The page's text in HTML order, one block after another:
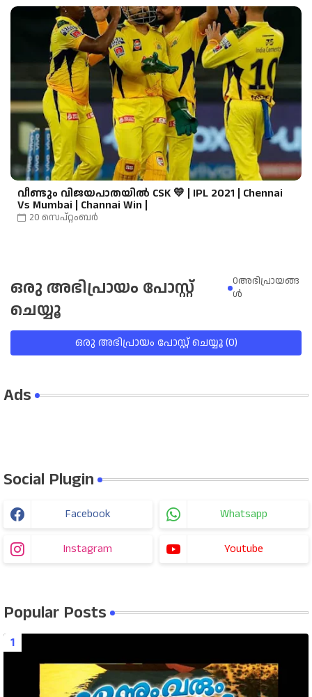
വീണ്ടും വിജയപാതയിൽ CSK 💛 | IPL 2021 | Chennai
Vs Mumbai | Channai Win |
20 സെപ്റ്റംബർ
ഒരു അഭിപ്രായം പോസ്റ്റ്
ചെയ്യൂ
0അഭിപ്രായങ്ങ
ള്‍
ഒരു അഭിപ്രായം പോസ്റ്റ് ചെയ്യൂ (0)
Ads
Social Plugin
Facebook Whatsapp
Instagram Youtube
Popular Posts